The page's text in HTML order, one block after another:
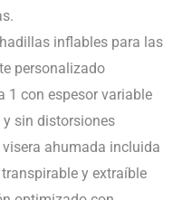
inflables para las
personalizado
1 con espesor variable
sin distorsiones
ahumada incluida
y extraíble